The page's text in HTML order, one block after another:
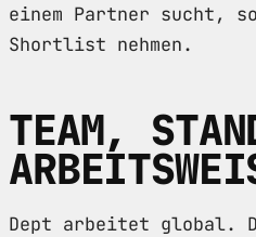
einem Partner sucht,
Shortlist nehmen.
TEAM,
Dept arbeitet global.